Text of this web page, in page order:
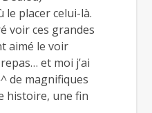
le placer celui-là.
voir ces grandes
aimé le voir
et moi j’ai
de magnifiques
histoire, une fin